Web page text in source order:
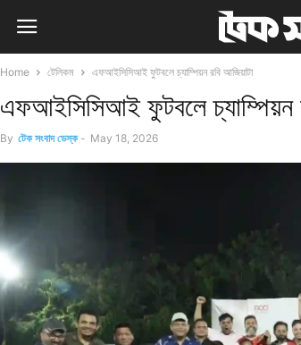
Home টেলিকম এফআইসিসিআই ফুটবলে চ্যাম্পিয়ন রবি আজিয়াটা
এফআইসিসিআই ফুটবলে চ্যাম্পিয়ন
By টেক সংবাদ ডেস্ক - May 18, 2026